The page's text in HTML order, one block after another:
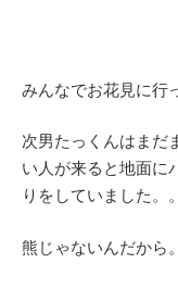
みんなでお花見に行
次男たっくんはまだ
い人が来ると地面に
りをしていました。
熊じゃないんだから